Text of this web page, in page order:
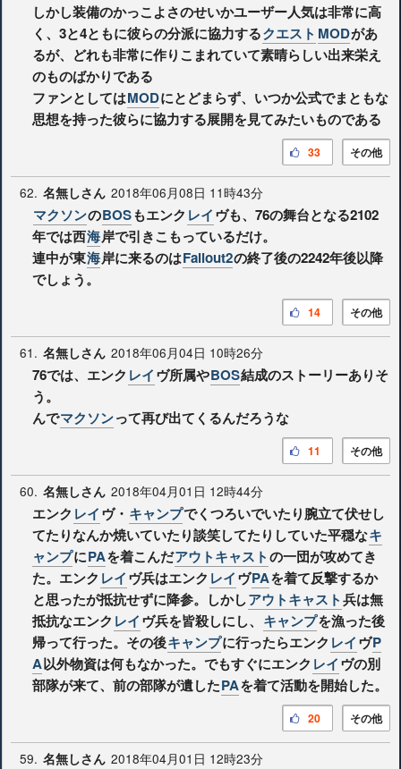
しかし装備のかっこよさのせいかユーザー人気は非常に高
く、3と4ともに彼らの分派に協力するクエスト MODがあ
るが、どれも非常に作りこまれていて素晴らしい出来栄え
のものばかりである
ファンとしてはMODにとどまらず、いつか公式でまともな
思想を持った彼らに協力する展開を見てみたいものである
その他
33
62. 名無しさん 2018年06月08日 11時43分
マクソンのBOSもエンク レイヴも、76の舞台となる2102
年では西海岸で引きこもっているだけ。
連中が東海岸に来るのはFallout2の終了後の2242年後以降
でしょう。
その他
14
61. 名無しさん 2018年06月04日 10時26分
76では、エンク レイヴ所属やBOS結成のストーリーありそ
う。
んでマクソンって再び出てくるんだろうな
その他
11
60. 名無しさん 2018年04月01日 12時44分
エンク レイヴ・ キャンプでくつろいでいたり腕立て伏せし
てたりなんか焼いていたり談笑してたりしていた平穏なキ
ャンプにPAを着こんだアウトキャストの一団が攻めてき
た。エンク レイヴ兵はエンク レイヴPAを着て反撃するか
と思ったが抵抗せずに降参。しかしアウトキャスト兵は無
抵抗なエンク レイヴ兵を皆殺しにし、 キャンプを漁った後
帰って行った。その後キャンプに行ったらエンク レイヴP
A以外物資は何もなかった。でもすぐにエンク レイヴの別
部隊が来て、前の部隊が遺したPAを着て活動を開始した。
その他
20
59. 名無しさん 2018年04月01日 12時23分